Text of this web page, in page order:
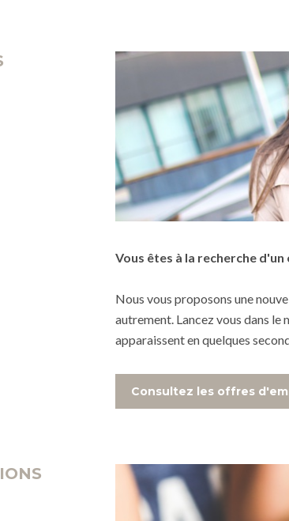
Vous êtes à la recherche d'un
Nous vous proposons une
autrement. Lancez vous dans
apparaissent en quelques
Consultez les offres